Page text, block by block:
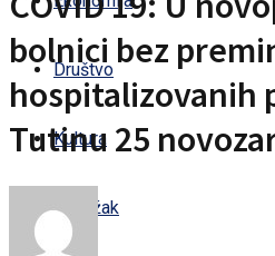
Društvo
Kultura
Sandžak
bolnici bez
hospitalizovanih
Tutinu 25